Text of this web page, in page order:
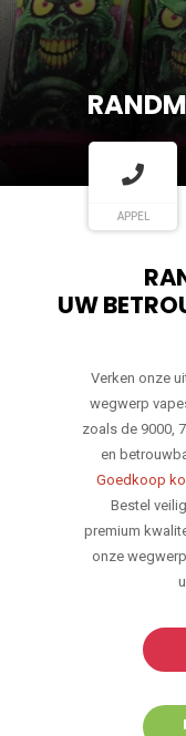
APPEL
UW
Verken onze
wegwerp
zoals de 9000,
en
Goedkoop
Bestel
premium
onze